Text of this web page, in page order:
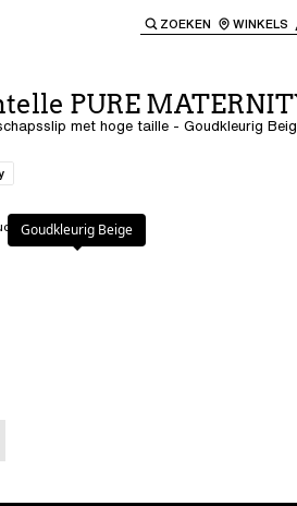
te keren naar de hoofdnavigatie.
ZOEKEN WINKELS
PURE
met hoge taille - Goudkleurig
Beige
Goudkleurig Beige